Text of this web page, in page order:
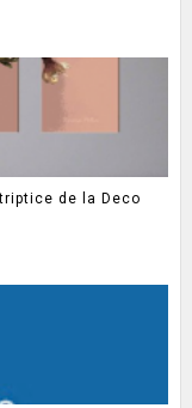
de la Deco